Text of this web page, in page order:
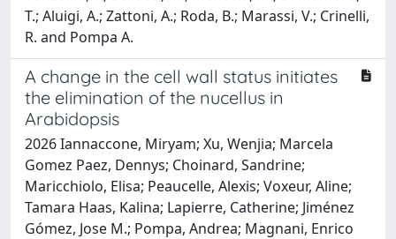
T.; Aluigi, A.; Zattoni, A.; Roda, B.; Marassi, V.; Crinelli,
R. and Pompa A.
A change in the cell wall status initiates
the elimination of the nucellus in
Arabidopsis
2026 Iannaccone, Miryam; Xu, Wenjia; Marcela
Gomez Paez, Dennys; Choinard, Sandrine;
Maricchiolo, Elisa; Peaucelle, Alexis; Voxeur, Aline;
Tamara Haas, Kalina; Lapierre, Catherine; Jiménez
Gómez, Jose M.; Pompa, Andrea; Magnani, Enrico